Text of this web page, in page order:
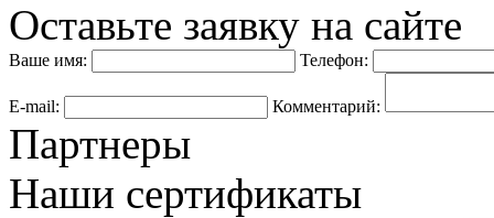
Оставьте заявку на сайте
Ваше имя: Телефон:
E-mail: Комментарий:
Партнеры
Наши сертификаты